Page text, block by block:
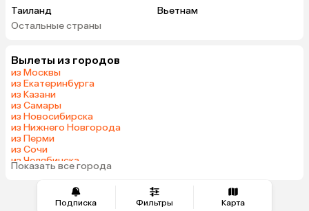
Подписка Фильтры Карта
Таиланд
Вьетнам
ОАЭ
Кипр
Саудовская Аравия
Остальные страны
Вылеты из городов
из Москвы
из Екатеринбурга
из Казани
из Самары
из Новосибирска
из Нижнего Новгорода
из Перми
из Сочи
из Челябинска
из Омска
Показать все города